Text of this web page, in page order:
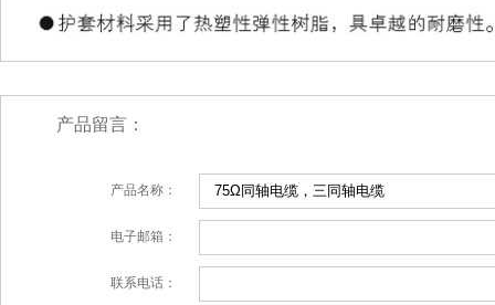
产品留言：
产品名称：
电子邮箱：
联系电话：